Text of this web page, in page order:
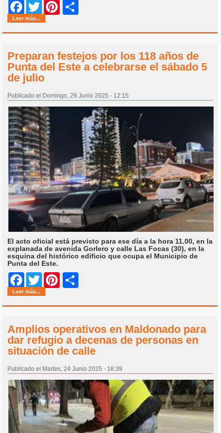
Facebook
Twitter Pinterest
Leer más...
Preparan festejos por los 118 años de
Punta del Este a celebrarse el sábado 5
de julio
Publicado el Domingo, 29 Junio 2025 - 12:15
El acto oficial está previsto para ese día a la hora 11.00, en la
explanada de avenida Gorlero y calle Las Focas (30), en la
esquina del histórico edificio que ocupa el Municipio de
Punta del Este.
Facebook
Twitter Pinterest
Leer más...
Amplios operativos en Maldonado para
dar refugio a decenas de personas en
situación de calle
Publicado el Martes, 24 Junio 2025 - 16:39